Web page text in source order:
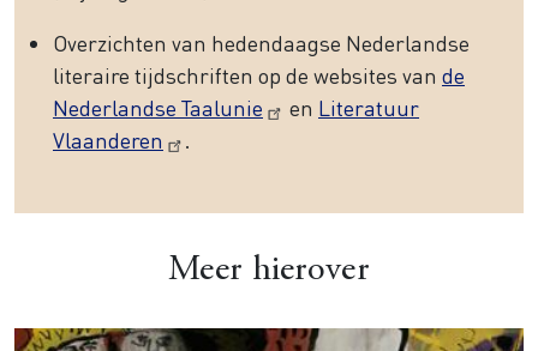
Overzichten van hedendaagse Nederlandse
literaire tijdschriften op de websites van de
Nederlandse Taalunie
en Literatuur
Vlaanderen
.
Meer hierover